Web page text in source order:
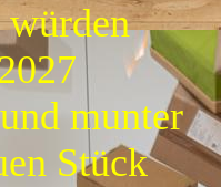
munter
Stück